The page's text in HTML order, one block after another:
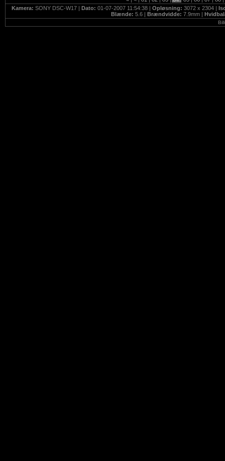
Kamera: SONY DSC-W17 | Dato: 01-07-2007 11:54:38 | Opløsning: 3072 x 2304 |
Blænde: 5.6 | Brændvidde: 7.9mm |